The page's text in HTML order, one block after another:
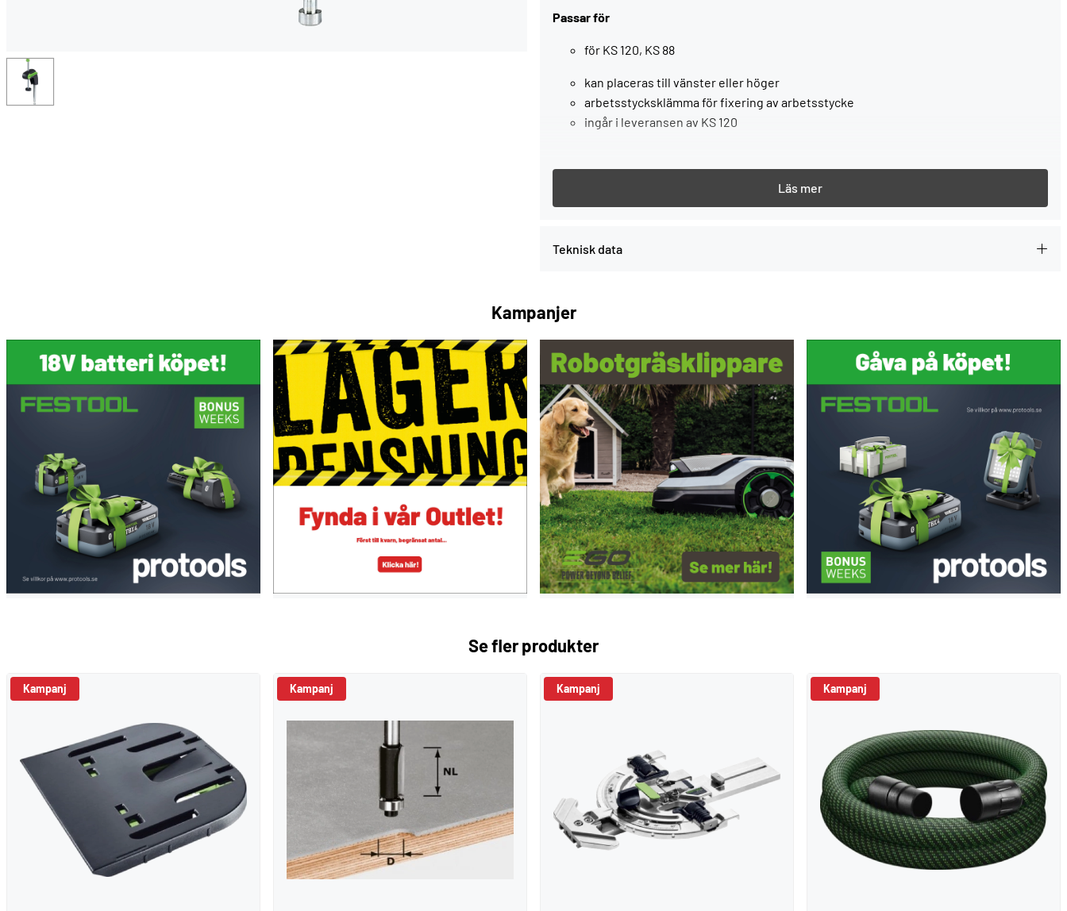
Passar för
för KS 120, KS 88
kan placeras till vänster eller höger
arbetsstycksklämma för fixering av arbetsstycke
ingår i leveransen av KS 120
, SB-förpackat
Service all-inclusive. Ingår varje gång du köper ett Festool-verktyg.--> Mer information
Teknisk data
Kampanjer
Se fler produkter
Kampanj Kampanj Kampanj Kampanj